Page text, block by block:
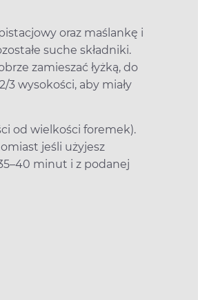
oraz maślankę i
suche składniki.
zamieszać łyżką, do
3 wysokości, aby miały
od wielkości foremek).
jeśli użyjesz
minut i z podanej